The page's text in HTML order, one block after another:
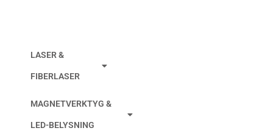
LASER &
FIBERLASER
MAGNETVERKTYG &
LED-BELYSNING